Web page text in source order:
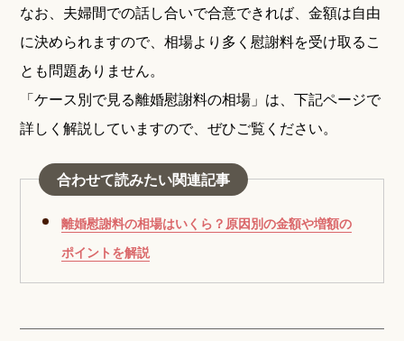
なお、夫婦間での話し合いで合意できれば、金額は自由
に決められますので、相場より多く慰謝料を受け取るこ
とも問題ありません。
「ケース別で見る離婚慰謝料の相場」は、下記ページで
詳しく解説していますので、ぜひご覧ください。
合わせて読みたい関連記事
離婚慰謝料の相場はいくら？原因別の金額や増額の
ポイントを解説